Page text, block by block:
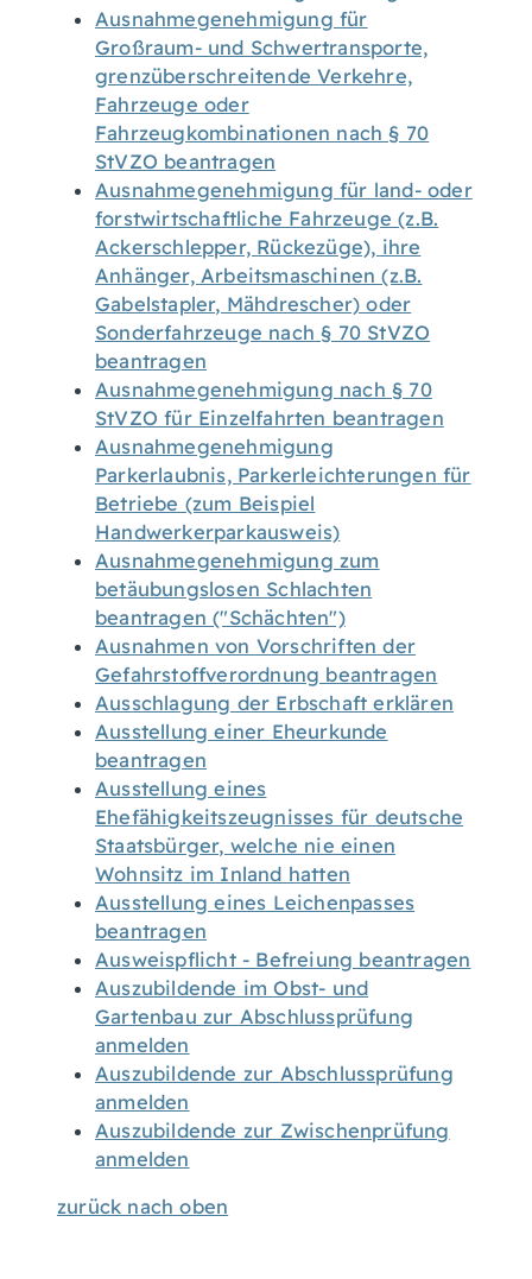
Ausnahmegenehmigung für
Großraum- und Schwertransporte,
grenzüberschreitende Verkehre,
Fahrzeuge oder
Fahrzeugkombinationen nach § 70
StVZO beantragen
Ausnahmegenehmigung für land- oder
forstwirtschaftliche Fahrzeuge (z.B.
Ackerschlepper, Rückezüge), ihre
Anhänger, Arbeitsmaschinen (z.B.
Gabelstapler, Mähdrescher) oder
Sonderfahrzeuge nach § 70 StVZO
beantragen
Ausnahmegenehmigung nach § 70
StVZO für Einzelfahrten beantragen
Ausnahmegenehmigung
Parkerlaubnis, Parkerleichterungen für
Betriebe (zum Beispiel
Handwerkerparkausweis)
Ausnahmegenehmigung zum
betäubungslosen Schlachten
beantragen ("Schächten")
Ausnahmen von Vorschriften der
Gefahrstoffverordnung beantragen
Ausschlagung der Erbschaft erklären
Ausstellung einer Eheurkunde
beantragen
Ausstellung eines
Ehefähigkeitszeugnisses für deutsche
Staatsbürger, welche nie einen
Wohnsitz im Inland hatten
Ausstellung eines Leichenpasses
beantragen
Ausweispflicht - Befreiung beantragen
Auszubildende im Obst- und
Gartenbau zur Abschlussprüfung
anmelden
Auszubildende zur Abschlussprüfung
anmelden
Auszubildende zur Zwischenprüfung
anmelden
zurück nach oben